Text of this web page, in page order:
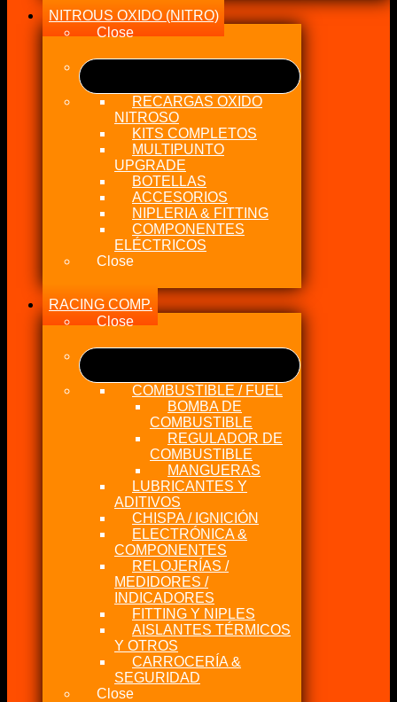
NITROUS OXIDO (NITRO)
Close
RECARGAS OXIDO
NITROSO
KITS COMPLETOS
MULTIPUNTO
UPGRADE
BOTELLAS
ACCESORIOS
NIPLERIA & FITTING
COMPONENTES
ELÉCTRICOS
Close
RACING COMP.
Close
COMBUSTIBLE / FUEL
BOMBA DE
COMBUSTIBLE
REGULADOR DE
COMBUSTIBLE
MANGUERAS
LUBRICANTES Y
ADITIVOS
CHISPA / IGNICIÓN
ELECTRÓNICA &
COMPONENTES
RELOJERÍAS /
MEDIDORES /
INDICADORES
FITTING Y NIPLES
AISLANTES TÉRMICOS
Y OTROS
CARROCERÍA &
SEGURIDAD
Close